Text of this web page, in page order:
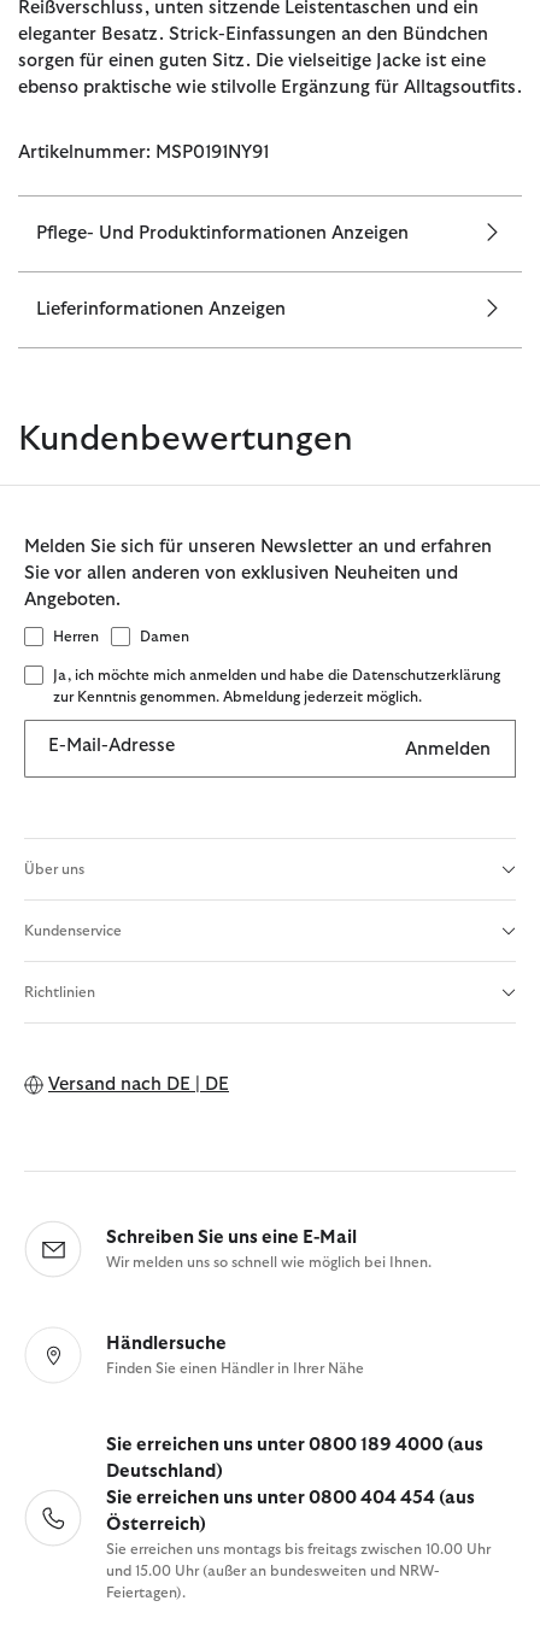
Reißverschluss, unten sitzende Leistentaschen und ein
eleganter Besatz. Strick-Einfassungen an den Bündchen
sorgen für einen guten Sitz. Die vielseitige Jacke ist eine
ebenso praktische wie stilvolle Ergänzung für Alltagsoutfits.
Artikelnummer: MSP0191NY91
Pflege- Und Produktinformationen Anzeigen
Lieferinformationen Anzeigen
Kundenbewertungen
Melden Sie sich für unseren Newsletter an und erfahren
Sie vor allen anderen von exklusiven Neuheiten und
Angeboten.
Herren Damen
Ja, ich möchte mich anmelden und habe die Datenschutzerklärung
zur Kenntnis genommen. Abmeldung jederzeit möglich.
E-Mail-Adresse Anmelden
Über uns
Kundenservice
Richtlinien
Versand nach DE | DE
Schreiben Sie uns eine E-Mail
Wir melden uns so schnell wie möglich bei Ihnen.
Händlersuche
Finden Sie einen Händler in Ihrer Nähe
Sie erreichen uns unter 0800 189 4000 (aus
Deutschland)
Sie erreichen uns unter 0800 404 454 (aus
Österreich)
Sie erreichen uns montags bis freitags zwischen 10.00 Uhr
und 15.00 Uhr (außer an bundesweiten und NRW-
Feiertagen).